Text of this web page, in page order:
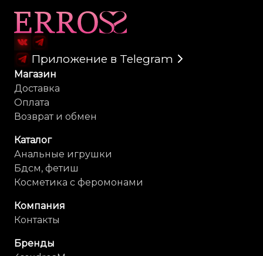
Приложение в Telegram
Магазин
Доставка
Оплата
Возврат и обмен
Каталог
Анальные игрушки
Бдсм, фетиш
Косметика с феромонами
Компания
Контакты
Бренды
Карта сайта